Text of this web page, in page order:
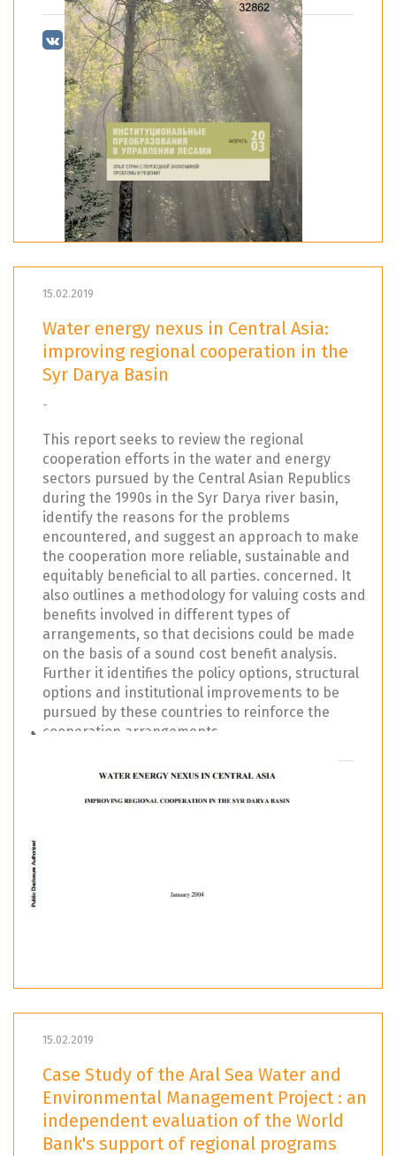
15.02.2019
Water energy nexus in Central Asia:
improving regional cooperation in the
Syr Darya Basin
-
This report seeks to review the regional
cooperation efforts in the water and energy
sectors pursued by the Central Asian Republics
during the 1990s in the Syr Darya river basin,
identify the reasons for the problems
encountered, and suggest an approach to make
the cooperation more reliable, sustainable and
equitably beneficial to all parties. concerned. It
also outlines a methodology for valuing costs and
benefits involved in different types of
arrangements, so that decisions could be made
on the basis of a sound cost benefit analysis.
Further it identifies the policy options, structural
options and institutional improvements to be
pursued by these countries to reinforce the
cooperation arrangements.
15.02.2019
Case Study of the Aral Sea Water and
Environmental Management Project : an
independent evaluation of the World
Bank's support of regional programs